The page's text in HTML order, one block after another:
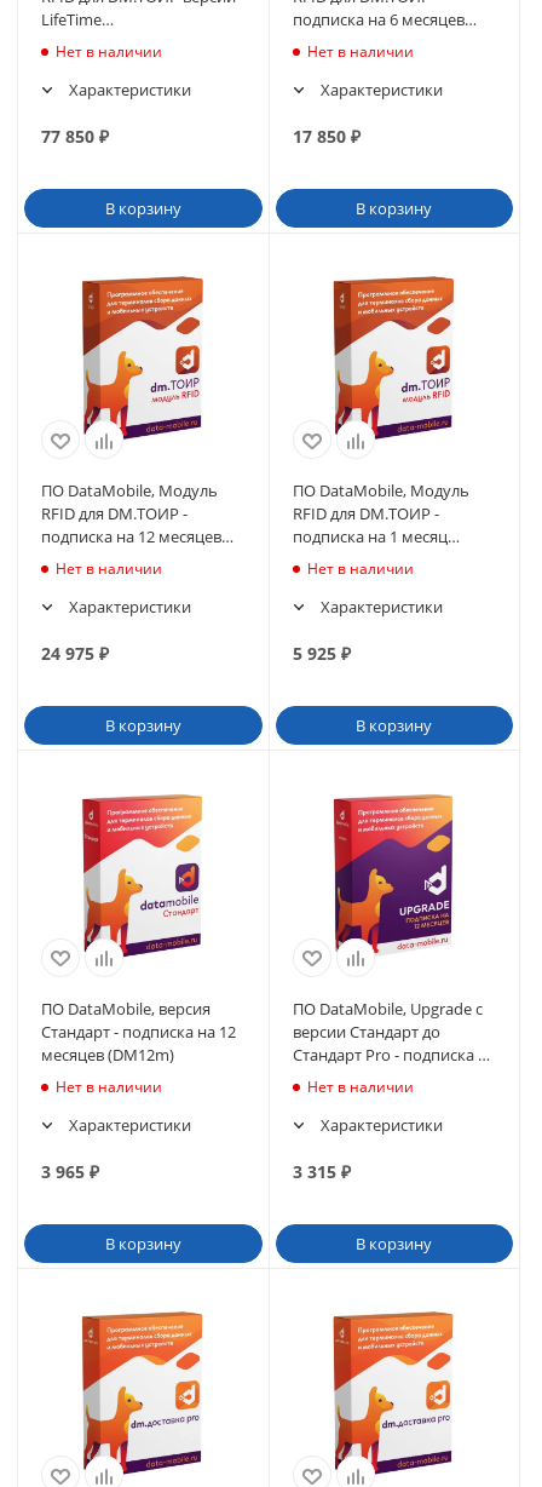
LifeTime
(DMTOIRmodulRFID)
Нет в наличии
Характеристики
77 850 ₽
В корзину
подписка на 6 месяцев
(DMTOIRmodulRFID6m)
Нет в наличии
Характеристики
17 850₽
В корзину
ПО DataMobile, Модуль
RFID для DM.ТОИР -
подписка на 12 месяцев
(DMTOIRmodulRFID12m)
Нет в наличии
Характеристики
24 975 ₽
В корзину
ПО DataMobile, Модуль
RFID для DM.ТОИР -
подписка на 1 месяц
(DMTOIRmodulRFID1m)
Нет в наличии
Характеристики
5 925₽
В корзину
ПО DataMobile, версия
Стандарт - подписка на 12
месяцев (DM12m)
Нет в наличии
Характеристики
3 965 ₽
В корзину
ПО DataMobile, Upgrade с
версии Стандарт до
Стандарт Pro - подписка на
12 месяцев (DM-
Нет в наличии
Характеристики
3 315₽
В корзину